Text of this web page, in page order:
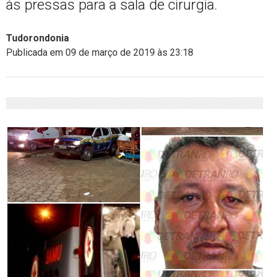
às pressas para a sala de cirurgia.
Tudorondonia
Publicada em 09 de março de 2019 às 23:18